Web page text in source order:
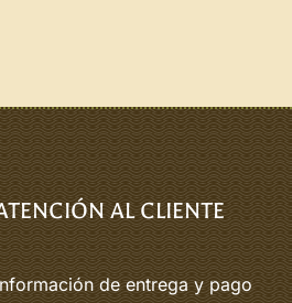
AL CLIENTE
de entrega y pago